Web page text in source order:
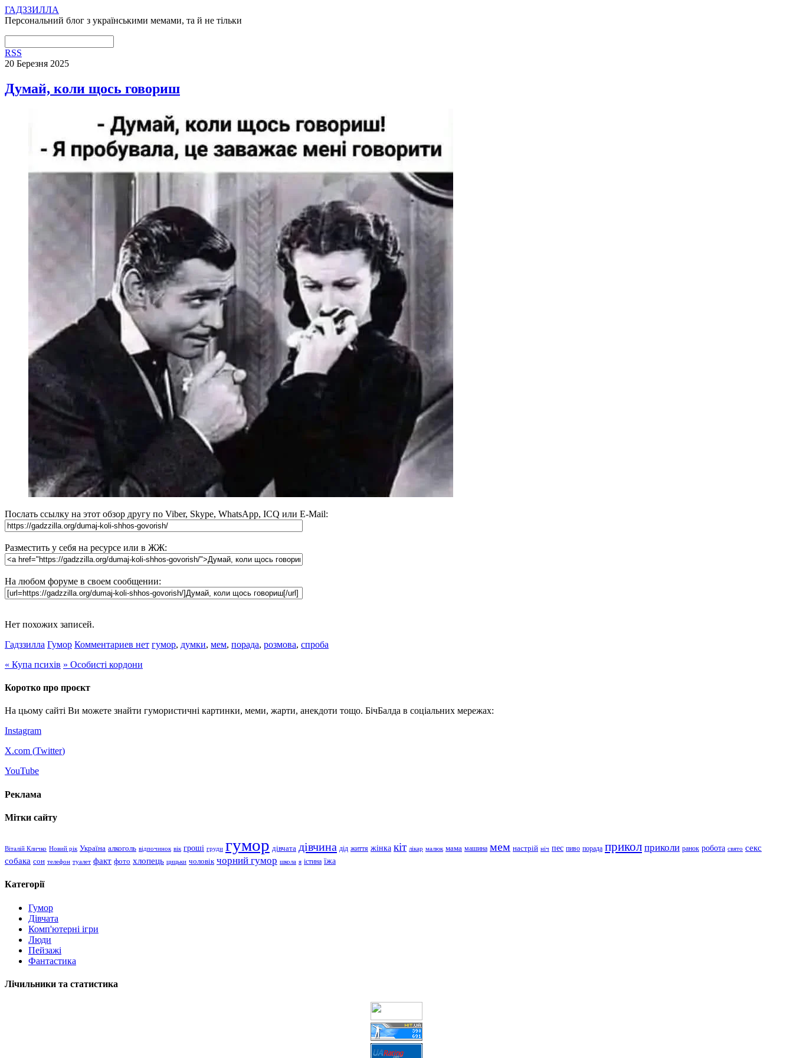
ГАДЗЗИЛЛА
Персональний блог з українськими мемами, та й не тільки
RSS
20 Березня 2025
Думай, коли щось говориш
Послать ссылку на этот обзор другу по Viber, Skype, WhatsApp, ICQ или E-Mail:
Разместить у себя на ресурсе или в ЖЖ:
На любом форуме в своем сообщении:
Нет похожих записей.
Гадззилла Гумор Комментариев нет гумор, думки, мем, порада, розмова, спроба
« Купа психів » Особисті кордони
Коротко про проєкт
На цьому сайті Ви можете знайти гумористичні картинки, меми, жарти, анекдоти тощо. БічБалда в соціальних мережах:
Instagram
X.com (Twitter)
YouTube
Реклама
Мітки сайту
Віталій Кличко Новий рік Україна алкоголь відпочинок вік гроші груди гумор дівчата дівчина дід життя жінка кіт лікар малюк мама машина мем настрій ніч пес пиво порада прикол приколи ранок робота свято секс
собака сон телефон туалет факт фото хлопець цицьки чоловік чорний гумор школа я істина їжа
Категорії
Гумор
Дівчата
Комп'ютерні ігри
Люди
Пейзажі
Фантастика
Лічильники та статистика